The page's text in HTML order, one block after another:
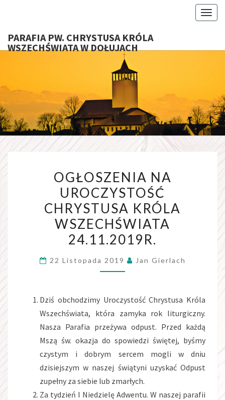
PARAFIA PW. CHRYSTUSA KRÓLA
WSZECHŚWIATA W DOŁUJACH
W
NA
UROCZYSTOŚĆ
CHRYSTUSA
KRÓLA
WSZECHŚWIATA
24.11.2019R.
OGŁOSZENIA NA
UROCZYSTOŚĆ
CHRYSTUSA KRÓLA
WSZECHŚWIATA
24.11.2019R.
22 Listopada 2019 Jan Gierlach
Dziś obchodzimy Uroczystość Chrystusa Króla
Wszechświata, która zamyka rok liturgiczny.
Nasza Parafia przeżywa odpust. Przed każdą
Mszą św. okazja do spowiedzi świętej, byśmy
czystym i dobrym sercem mogli w dniu
dzisiejszym w naszej świątyni uzyskać Odpust
zupełny za siebie lub zmarłych.
Za tydzień I Niedzielę Adwentu. W naszej parafii